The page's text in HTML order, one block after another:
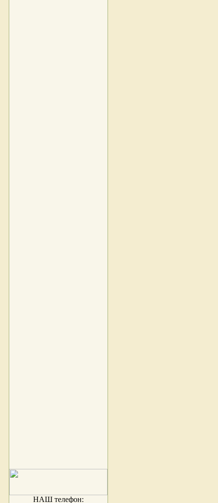
НАШ телефон: